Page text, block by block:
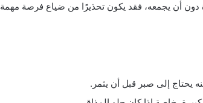
دون أن يجمعه، فقد يكون تحذيرًا من ضياع فرصة مهمة
يحتاج إلى صبر قبل أن يثمر.